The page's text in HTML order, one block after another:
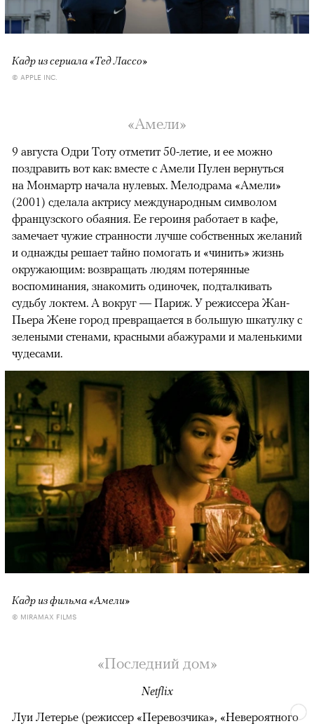
Кадр из сериала «Тед Лассо»
© APPLE INC.
«Амели»
9 августа Одри Тоту отметит 50-летие, и ее можно
поздравить вот как: вместе с Амели Пулен вернуться
на Монмартр начала нулевых. Мелодрама «Амели»
(2001) сделала актрису международным символом
французского обаяния. Ее героиня работает в кафе,
замечает чужие странности лучше собственных желаний
и однажды решает тайно помогать и «чинить» жизнь
окружающим: возвращать людям потерянные
воспоминания, знакомить одиночек, подталкивать
судьбу локтем. А вокруг — Париж. У режиссера Жан-
Пьера Жене город превращается в большую шкатулку с
зелеными стенами, красными абажурами и маленькими
чудесами.
Кадр из фильма «Амели»
© MIRAMAX FILMS
«Последний дом»
Netflix
Луи Летерье (режиссер «Перевозчика», «Невероятного